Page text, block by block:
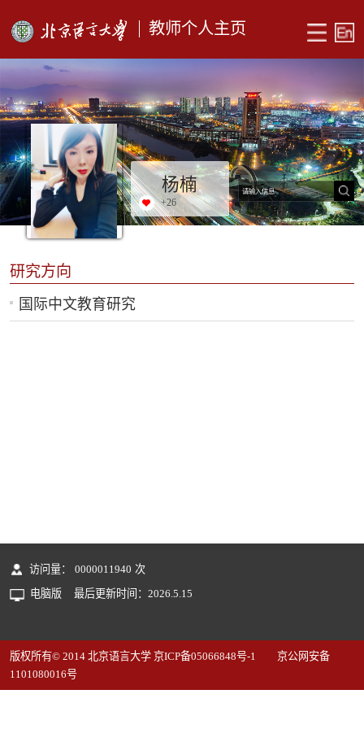
教师个人主页
杨楠
+26
研究方向
国际中文教育研究
访问量： 0000011940 次
电脑版
最后更新时间： 2026 5 15
版权所有© 2014 北京语言大学 京ICP备05066848号-1 京公网安备
1101080016号